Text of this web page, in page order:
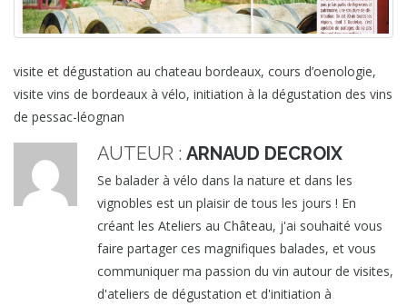
visite et dégustation au chateau bordeaux, cours d’oenologie,
visite vins de bordeaux à vélo, initiation à la dégustation des vins
de pessac-léognan
AUTEUR : ARNAUD DECROIX
Se balader à vélo dans la nature et dans les
vignobles est un plaisir de tous les jours ! En
créant les Ateliers au Château, j'ai souhaité vous
faire partager ces magnifiques balades, et vous
communiquer ma passion du vin autour de visites,
d'ateliers de dégustation et d'initiation à